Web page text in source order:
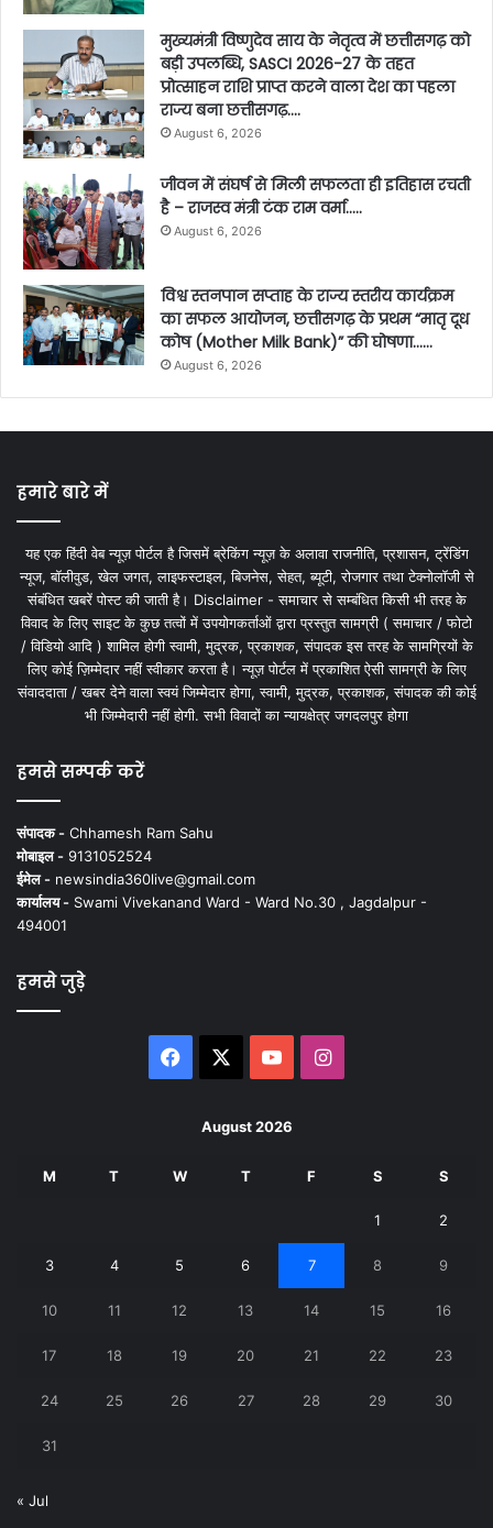
मुख्यमंत्री विष्णुदेव साय के नेतृत्व में छत्तीसगढ़ को
बड़ी उपलब्धि, SASCI 2026-27 के तहत
प्रोत्साहन राशि प्राप्त करने वाला देश का पहला
राज्य बना छत्तीसगढ़….
August 6, 2026
जीवन में संघर्ष से मिली सफलता ही इतिहास रचती
है – राजस्व मंत्री टंक राम वर्मा…..
August 6, 2026
विश्व स्तनपान सप्ताह के राज्य स्तरीय कार्यक्रम
का सफल आयोजन, छत्तीसगढ़ के प्रथम “मातृ दूध
कोष (Mother Milk Bank)” की घोषणा……
August 6, 2026
हमारे बारे में
यह एक हिंदी वेब न्यूज़ पोर्टल है जिसमें ब्रेकिंग न्यूज़ के अलावा राजनीति, प्रशासन, ट्रेंडिंग
न्यूज, बॉलीवुड, खेल जगत, लाइफस्टाइल, बिजनेस, सेहत, ब्यूटी, रोजगार तथा टेक्नोलॉजी से
संबंधित खबरें पोस्ट की जाती है। Disclaimer - समाचार से सम्बंधित किसी भी तरह के
विवाद के लिए साइट के कुछ तत्वों में उपयोगकर्ताओं द्वारा प्रस्तुत सामग्री ( समाचार / फोटो
/ विडियो आदि ) शामिल होगी स्वामी, मुद्रक, प्रकाशक, संपादक इस तरह के सामग्रियों के
लिए कोई ज़िम्मेदार नहीं स्वीकार करता है। न्यूज़ पोर्टल में प्रकाशित ऐसी सामग्री के लिए
संवाददाता / खबर देने वाला स्वयं जिम्मेदार होगा, स्वामी, मुद्रक, प्रकाशक, संपादक की कोई
भी जिम्मेदारी नहीं होगी. सभी विवादों का न्यायक्षेत्र जगदलपुर होगा
हमसे सम्पर्क करें
संपादक - Chhamesh Ram Sahu
मोबाइल - 9131052524
ईमेल - newsindia360live@gmail.com
कार्यालय - Swami Vivekanand Ward - Ward No.30 , Jagdalpur -
494001
हमसे जुड़े
Facebook YouTubeInstagram
August 2026
M T W T F S S
1 2
3 4 5 6 7 8 9
10 11 12 13 14 15 16
17 18 19 20 21 22 23
24 25 26 27 28 29 30
31
« Jul